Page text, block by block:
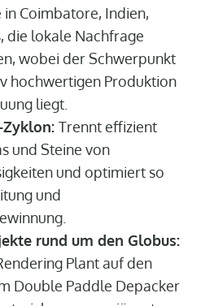
Coimbatore, Indien,
die lokale Nachfrage
wobei der Schwerpunkt
hochwertigen Produktion
liegt.
Zyklon: Trennt effizient
und Steine von
und optimiert so
und
rund um den Globus:
Plant auf den
Double Paddle Depacker